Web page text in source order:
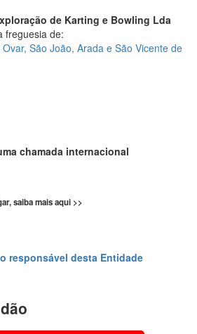
de Karting e Bowling Lda
freguesia de:
São João, Arada e São Vicente de
chamada internacional
saiba mais aqui >>
responsável desta Entidade